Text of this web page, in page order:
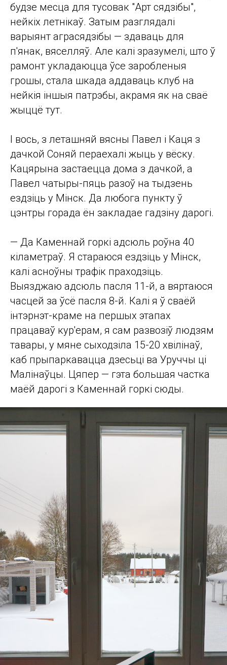
будзе месца для тусовак "Арт сядзібы",
нейкіх летнікаў. Затым разглядалі
варыянт аграсядзібы — здаваць для
п'янак, вяселляў. Але калі зразумелі, што ў
рамонт укладаюцца ўсе заробленыя
грошы, стала шкада аддаваць клуб на
нейкія іншыя патрэбы, акрамя як на сваё
жыццё тут.
І вось, з леташняй вясны Павел і Каця з
дачкой Соняй пераехалі жыць у вёску.
Кацярына застаецца дома з дачкой, а
Павел чатыры-пяць разоў на тыдзень
ездзіць у Мінск. Да любога пункту ў
цэнтры горада ён закладае гадзіну дарогі.
— Да Каменнай горкі адсюль роўна 40
кіламетраў. Я стараюся ездзіць у Мінск,
калі асноўны трафік праходзіць.
Выязджаю адсюль пасля 11-й, а вяртаюся
часцей за ўсё пасля 8-й. Калі я ў сваёй
інтэрнэт-краме на першых этапах
працаваў кур'ерам, я сам развозіў людзям
тавары, у мяне сыходзіла 15-20 хвілінаў,
каб прыпаркавацца дзесьці ва Уруччы ці
Малінаўцы. Цяпер — гэта большая частка
маёй дарогі з Каменнай горкі сюды.